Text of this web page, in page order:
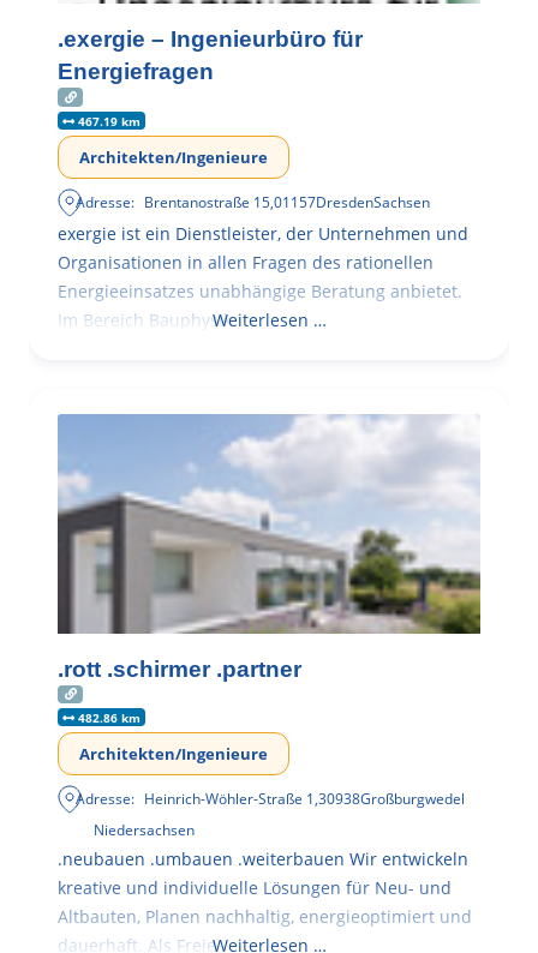
.exergie – Ingenieurbüro für
Energiefragen
467.19 km
Architekten/Ingenieure
Adresse: Brentanostraße 15,01157DresdenSachsen
exergie ist ein Dienstleister, der Unternehmen und
Organisationen in allen Fragen des rationellen
Energieeinsatzes unabhängige Beratung anbietet.
Im Bereich BauphysikWeiterlesen …
.rott .schirmer .partner
482.86 km
Architekten/Ingenieure
Adresse: Heinrich-Wöhler-Straße 1,30938Großburgwedel
Niedersachsen
.neubauen .umbauen .weiterbauen Wir entwickeln
kreative und individuelle Lösungen für Neu- und
Altbauten, Planen nachhaltig, energieoptimiert und
dauerhaft. Als FreieWeiterlesen …